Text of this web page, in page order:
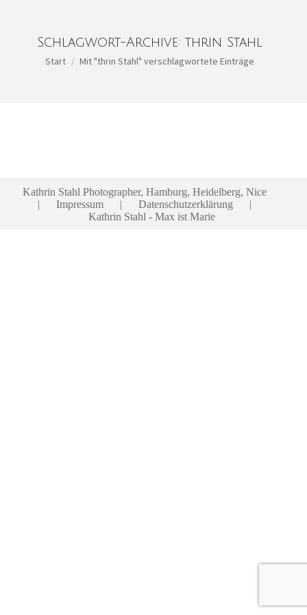
Schlagwort-Archive:thrin Stahl
Sie befinden sich hier:
Start Mit "thrin Stahl" verschlagwortete Einträge
Kathrin Stahl Photographer, Hamburg, Heidelberg, Nice
|Impressum |Datenschutzerklärung |
Kathrin Stahl - Max ist Marie